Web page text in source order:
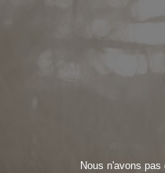
Nous n'avons